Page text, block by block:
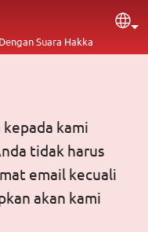
Suara Hakka
kami
tidak harus
email kecuali
akan kami